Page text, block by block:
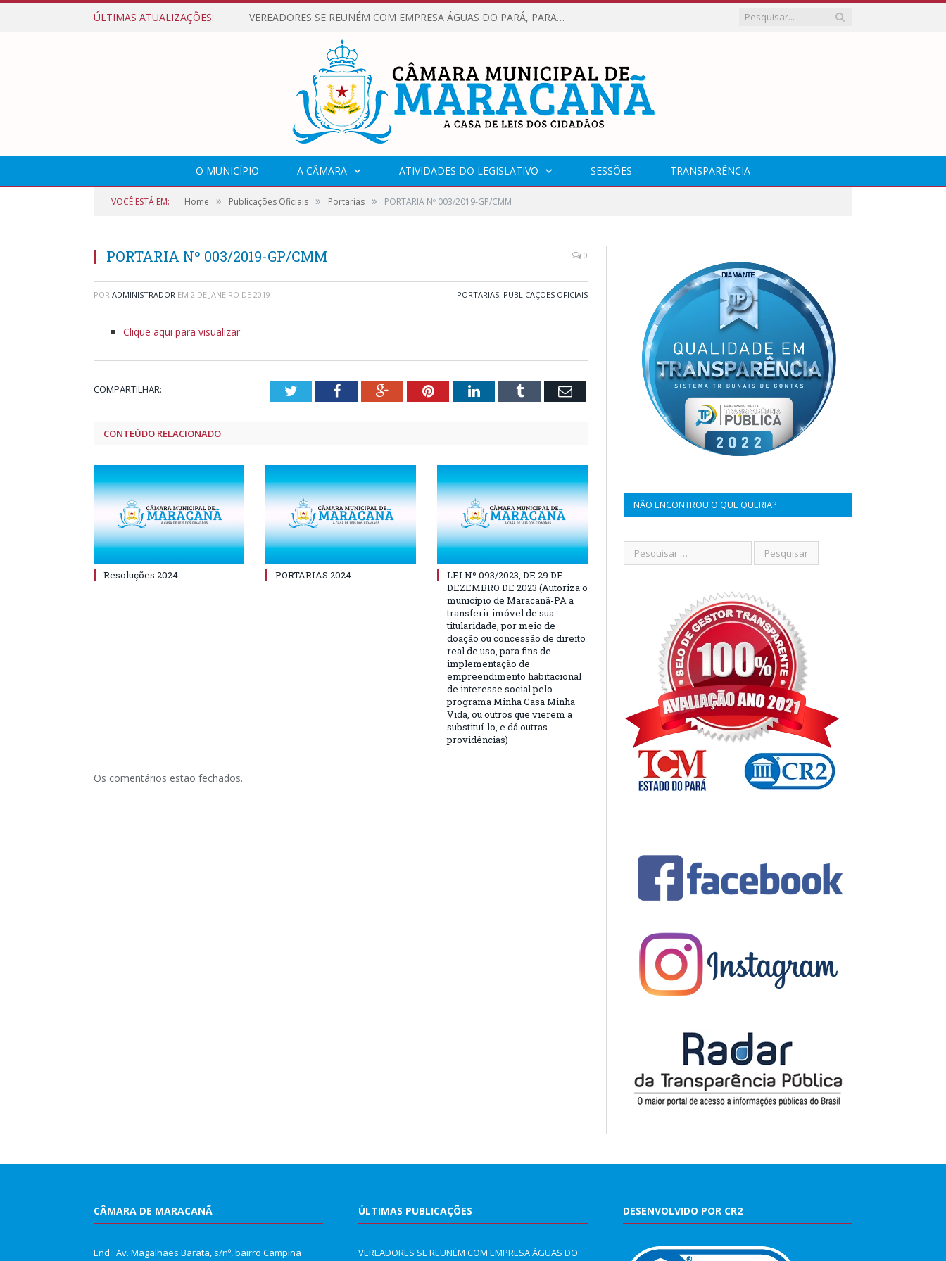
ÚLTIMAS ATUALIZAÇÕES: VEREADORES SE REUNÉM COM EMPRESA ÁGUAS DO PARÁ, PARA APRESENTAR REIVINDICAÇÕES E MELHORIAS NA QUALIDADE DOS SERVIÇOS OFERECIDOS Á POPULAÇÃO.
O MUNICÍPIO A CÂMARA ATIVIDADES DO LEGISLATIVO SESSÕES TRANSPARÊNCIA
VOCÊ ESTÁ EM: Home » Publicações Oficiais » Portarias » PORTARIA Nº 003/2019-GP/CMM
PORTARIA Nº 003/2019-GP/CMM 0
POR ADMINISTRADOR EM 2 DE JANEIRO DE 2019 PORTARIAS, PUBLICAÇÕES OFICIAIS
Clique aqui para visualizar
COMPARTILHAR: TwitterFacebookGoogle+PinterestLinkedInTumblr Email
CONTEÚDO RELACIONADO
Resoluções 2024 PORTARIAS 2024
LEI Nº 093/2023, DE 29 DE
DEZEMBRO DE 2023 (Autoriza o
município de Maracanã-PA a
transferir imóvel de sua
titularidade, por meio de
doação ou concessão de direito
real de uso, para fins de
implementação de
empreendimento habitacional
de interesse social pelo
programa Minha Casa Minha
Vida, ou outros que vierem a
substituí-lo, e dá outras
providências)
Os comentários estão fechados.
NÃO ENCONTROU O QUE QUERIA?
CÂMARA DE MARACANÃ
End.: Av. Magalhães Barata, s/nº, bairro Campina
ÚLTIMAS PUBLICAÇÕES
VEREADORES SE REUNÉM COM EMPRESA ÁGUAS DO
DESENVOLVIDO POR CR2